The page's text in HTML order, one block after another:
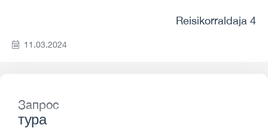
Reisikorraldaja 4
11.03.2024
Запрос
тура